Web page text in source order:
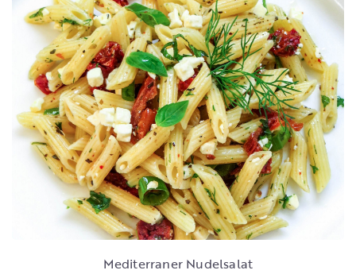
Mediterraner Nudelsalat